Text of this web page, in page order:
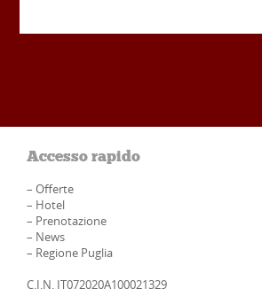
Accesso rapido
–Offerte
– Hotel
– Prenotazione
– News
– Regione Puglia
C.I.N. IT072020A100021329